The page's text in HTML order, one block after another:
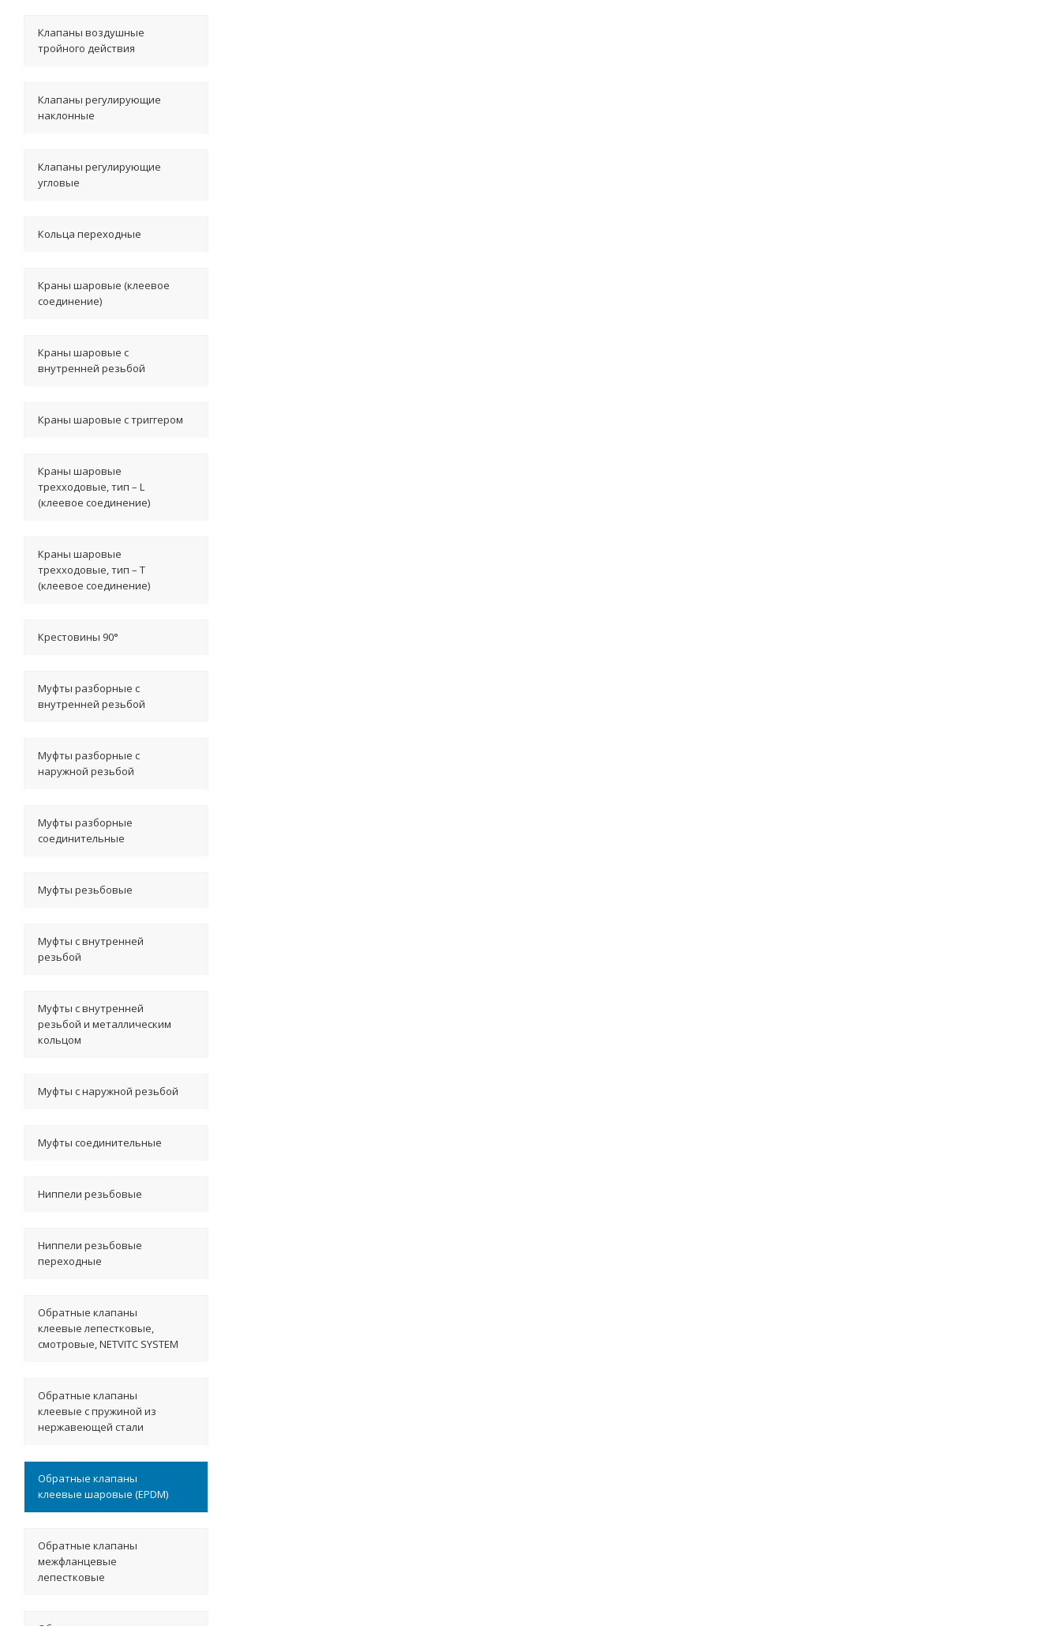
Клапаны воздушные
тройного действия
Клапаны регулирующие
наклонные
Клапаны регулирующие
угловые
Кольца переходные
Краны шаровые (клеевое
соединение)
Краны шаровые с
внутренней резьбой
Краны шаровые с триггером
Краны шаровые
трехходовые, тип – L
(клеевое соединение)
Краны шаровые
трехходовые, тип – T
(клеевое соединение)
Крестовины 90°
Муфты разборные с
внутренней резьбой
Муфты разборные с
наружной резьбой
Муфты разборные
соединительные
Муфты резьбовые
Муфты с внутренней
резьбой
Муфты с внутренней
резьбой и металлическим
кольцом
Муфты с наружной резьбой
Муфты соединительные
Ниппели резьбовые
Ниппели резьбовые
переходные
Обратные клапаны
клеевые лепестковые,
смотровые, NETVITC SYSTEM
Обратные клапаны
клеевые с пружиной из
нержавеющей стали
Обратные клапаны
клеевые шаровые (EPDM)
Обратные клапаны
межфланцевые
лепестковые
Обратные клапаны